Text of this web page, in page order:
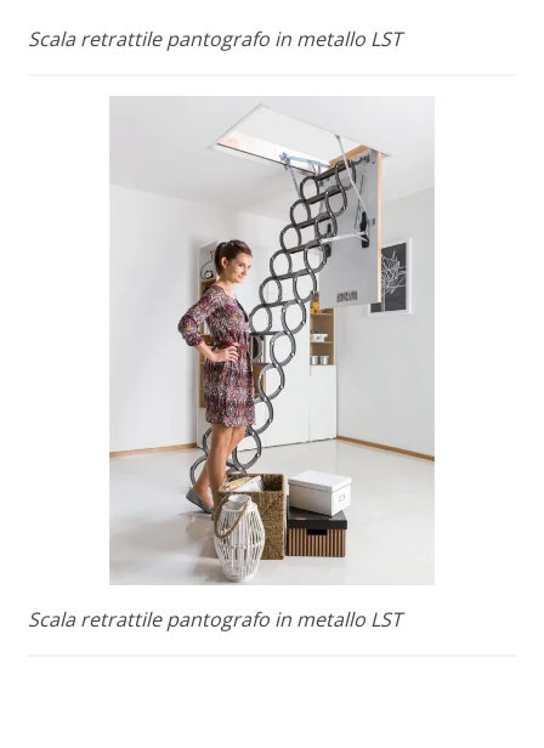
Scala retrattile pantografo in metallo LST
Scala retrattile pantografo in metallo LST